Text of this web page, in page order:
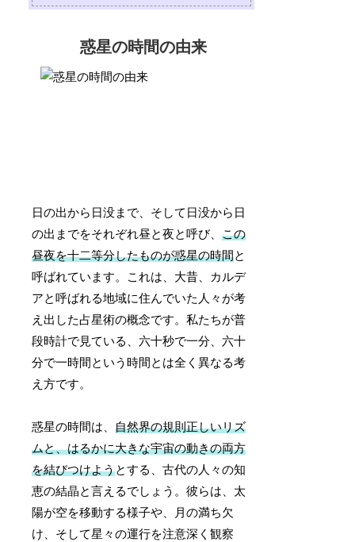
惑星の時間の由来
日の出から日没まで、そして日没から日
の出までをそれぞれ昼と夜と呼び、この
昼夜を十二等分したものが惑星の時間と
呼ばれています。これは、大昔、カルデ
アと呼ばれる地域に住んでいた人々が考
え出した占星術の概念です。私たちが普
段時計で見ている、六十秒で一分、六十
分で一時間という時間とは全く異なる考
え方です。
惑星の時間は、自然界の規則正しいリズ
ムと、はるかに大きな宇宙の動きの両方
を結びつけようとする、古代の人々の知
恵の結晶と言えるでしょう。彼らは、太
陽が空を移動する様子や、月の満ち欠
け、そして星々の運行を注意深く観察